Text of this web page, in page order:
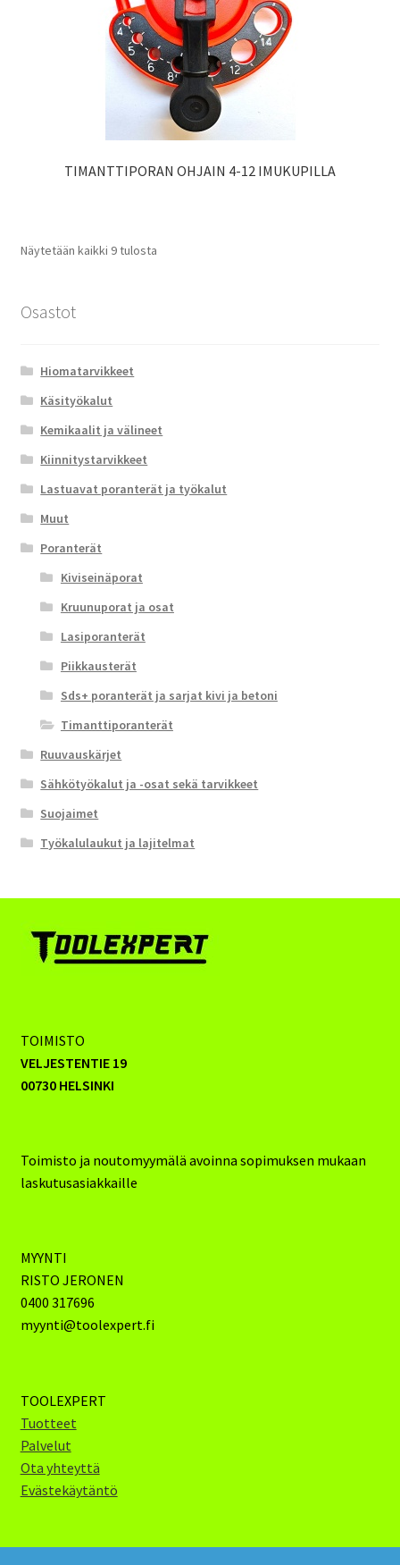
TIMANTTIPORAN OHJAIN 4-12 IMUKUPILLA
Näytetään kaikki 9 tulosta
Osastot
Hiomatarvikkeet
Käsityökalut
Kemikaalit ja välineet
Kiinnitystarvikkeet
Lastuavat poranterät ja työkalut
Muut
Poranterät
Kiviseinäporat
Kruunuporat ja osat
Lasiporanterät
Piikkausterät
Sds+ poranterät ja sarjat kivi ja betoni
Timanttiporanterät
Ruuvauskärjet
Sähkötyökalut ja -osat sekä tarvikkeet
Suojaimet
Työkalulaukut ja lajitelmat
TOIMISTO
VELJESTENTIE 19
00730 HELSINKI
Toimisto ja noutomyymälä avoinna sopimuksen mukaan
laskutusasiakkaille
MYYNTI
RISTO JERONEN
0400 317696
myynti@toolexpert.fi
TOOLEXPERT
Tuotteet
Palvelut
Ota yhteyttä
Evästekäytäntö